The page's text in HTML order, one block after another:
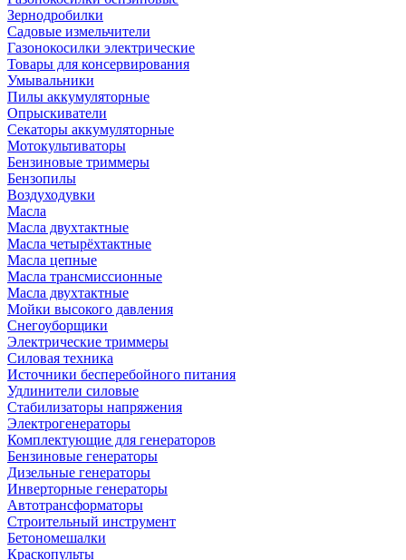
Зернодробилки
Садовые измельчители
Газонокосилки электрические
Товары для консервирования
Умывальники
Пилы аккумуляторные
Опрыскиватели
Секаторы аккумуляторные
Мотокультиваторы
Бензиновые триммеры
Бензопилы
Воздуходувки
Масла
Масла двухтактные
Масла четырёхтактные
Масла цепные
Масла трансмиссионные
Масла двухтактные
Мойки высокого давления
Снегоуборщики
Электрические триммеры
Силовая техника
Источники бесперебойного питания
Удлинители силовые
Стабилизаторы напряжения
Электрогенераторы
Комплектующие для генераторов
Бензиновые генераторы
Дизельные генераторы
Инверторные генераторы
Автотрансформаторы
Строительный инструмент
Бетономешалки
Краскопульты